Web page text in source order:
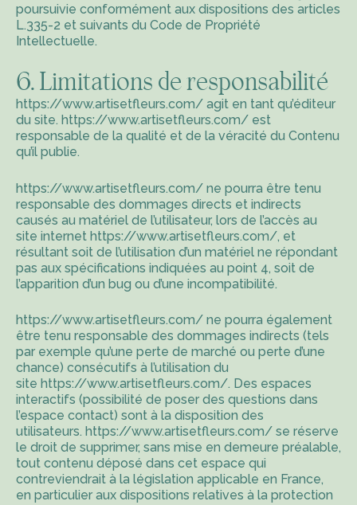
poursuivie conformément aux dispositions des articles
L.335-2 et suivants du Code de Propriété
Intellectuelle.
6. Limitations de responsabilité
https://www.artisetfleurs.com/ agit en tant qu’éditeur
du site. https://www.artisetfleurs.com/ est
responsable de la qualité et de la véracité du Contenu
qu’il publie.
https://www.artisetfleurs.com/ ne pourra être tenu
responsable des dommages directs et indirects
causés au matériel de l’utilisateur, lors de l’accès au
site internet https://www.artisetfleurs.com/, et
résultant soit de l’utilisation d’un matériel ne répondant
pas aux spécifications indiquées au point 4, soit de
l’apparition d’un bug ou d’une incompatibilité.
https://www.artisetfleurs.com/ ne pourra également
être tenu responsable des dommages indirects (tels
par exemple qu’une perte de marché ou perte d’une
chance) consécutifs à l’utilisation du
site https://www.artisetfleurs.com/. Des espaces
interactifs (possibilité de poser des questions dans
l’espace contact) sont à la disposition des
utilisateurs. https://www.artisetfleurs.com/ se réserve
le droit de supprimer, sans mise en demeure préalable,
tout contenu déposé dans cet espace qui
contreviendrait à la législation applicable en France,
en particulier aux dispositions relatives à la protection